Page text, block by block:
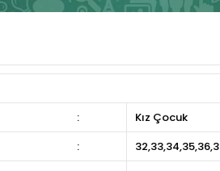
:
Kız Çocuk
: